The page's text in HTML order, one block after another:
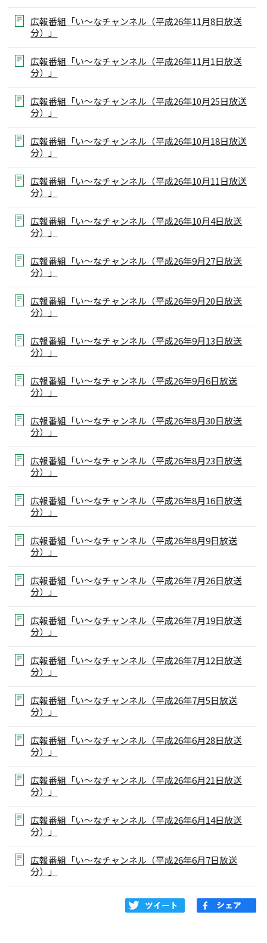
広報番組「い～なチャンネル（平成26年11月8日放送
分）」
広報番組「い～なチャンネル（平成26年11月1日放送
分）」
広報番組「い～なチャンネル（平成26年10月25日放送
分）」
広報番組「い～なチャンネル（平成26年10月18日放送
分）」
広報番組「い～なチャンネル（平成26年10月11日放送
分）」
広報番組「い～なチャンネル（平成26年10月4日放送
分）」
広報番組「い～なチャンネル（平成26年9月27日放送
分）」
広報番組「い～なチャンネル（平成26年9月20日放送
分）」
広報番組「い～なチャンネル（平成26年9月13日放送
分）」
広報番組「い～なチャンネル（平成26年9月6日放送
分）」
広報番組「い～なチャンネル（平成26年8月30日放送
分）」
広報番組「い～なチャンネル（平成26年8月23日放送
分）」
広報番組「い～なチャンネル（平成26年8月16日放送
分）」
広報番組「い～なチャンネル（平成26年8月9日放送
分）」
広報番組「い～なチャンネル（平成26年7月26日放送
分）」
広報番組「い～なチャンネル（平成26年7月19日放送
分）」
広報番組「い～なチャンネル（平成26年7月12日放送
分）」
広報番組「い～なチャンネル（平成26年7月5日放送
分）」
広報番組「い～なチャンネル（平成26年6月28日放送
分）」
広報番組「い～なチャンネル（平成26年6月21日放送
分）」
広報番組「い～なチャンネル（平成26年6月14日放送
分）」
広報番組「い～なチャンネル（平成26年6月7日放送
分）」